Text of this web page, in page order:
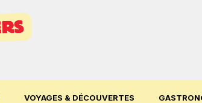
VOYAGES & DÉCOUVERTES